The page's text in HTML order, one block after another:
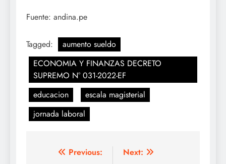
Fuente: andina.pe
Tagged:
aumento sueldo
ECONOMIA Y FINANZAS DECRETO
SUPREMO N° 031-2022-EF
educacion
escala magisterial
jornada laboral
Navegación
Previous:
Next: